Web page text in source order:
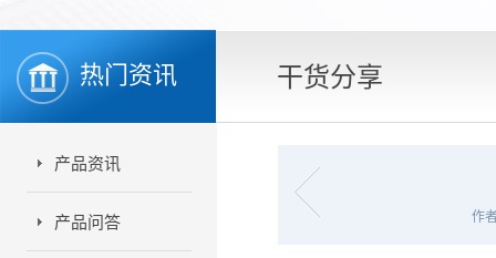
热门资讯 干货分享
产品资讯
产品问答 作